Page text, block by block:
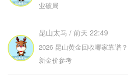
业破局
昆山太马 / 前天 22:49
2026 昆山黄金回收哪家靠谱
新金价参考